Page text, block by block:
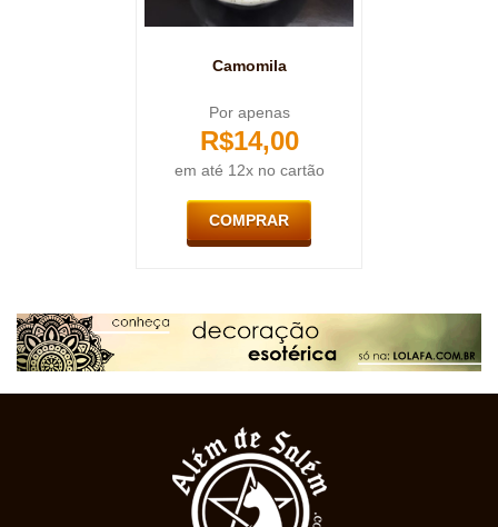
Camomila
Por apenas
R$14,00
em até 12x no cartão
COMPRAR